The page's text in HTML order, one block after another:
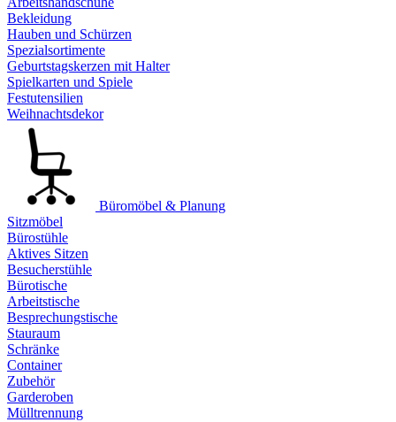
Bekleidung
Hauben und Schürzen
Spezialsortimente
Geburtstagskerzen mit Halter
Spielkarten und Spiele
Festutensilien
Weihnachtsdekor
Büromöbel & Planung
Sitzmöbel
Bürostühle
Aktives Sitzen
Besucherstühle
Bürotische
Arbeitstische
Besprechungstische
Stauraum
Schränke
Container
Zubehör
Garderoben
Mülltrennung